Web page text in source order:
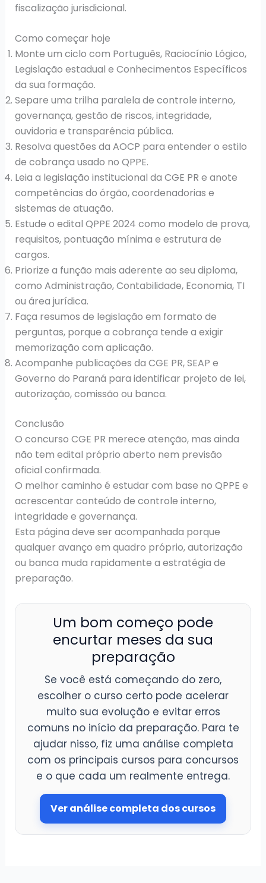
fiscalização jurisdicional.
Como começar hoje
Monte um ciclo com Português, Raciocínio Lógico,
Legislação estadual e Conhecimentos Específicos
da sua formação.
Separe uma trilha paralela de controle interno,
governança, gestão de riscos, integridade,
ouvidoria e transparência pública.
Resolva questões da AOCP para entender o estilo
de cobrança usado no QPPE.
Leia a legislação institucional da CGE PR e anote
competências do órgão, coordenadorias e
sistemas de atuação.
Estude o edital QPPE 2024 como modelo de prova,
requisitos, pontuação mínima e estrutura de
cargos.
Priorize a função mais aderente ao seu diploma,
como Administração, Contabilidade, Economia, TI
ou área jurídica.
Faça resumos de legislação em formato de
perguntas, porque a cobrança tende a exigir
memorização com aplicação.
Acompanhe publicações da CGE PR, SEAP e
Governo do Paraná para identificar projeto de lei,
autorização, comissão ou banca.
Conclusão
O concurso CGE PR merece atenção, mas ainda
não tem edital próprio aberto nem previsão
oficial confirmada.
O melhor caminho é estudar com base no QPPE e
acrescentar conteúdo de controle interno,
integridade e governança.
Esta página deve ser acompanhada porque
qualquer avanço em quadro próprio, autorização
ou banca muda rapidamente a estratégia de
preparação.
Um bom começo pode
encurtar meses da sua
preparação
Se você está começando do zero,
escolher o curso certo pode acelerar
muito sua evolução e evitar erros
comuns no início da preparação. Para te
ajudar nisso, fiz uma análise completa
com os principais cursos para concursos
e o que cada um realmente entrega.
Ver análise completa dos cursos